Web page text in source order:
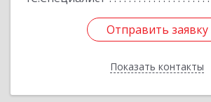
Отправить заявку
Показать контакты
Отправить заявку
Назад